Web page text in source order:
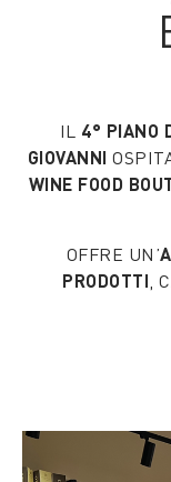
IL 4° PIANO
GIOVANNI
WINE FOOD
OFFRE UN’
PRODOTTI,